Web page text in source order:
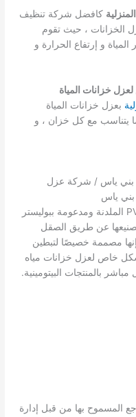
كافضل شركة تنظيف
الخزانات ، حيث تقوم
و إرتفاع الحرارة و
خزانات المياة
بعزل خزانات المياة
يتناسب مع كل خزان ، و
بني ياس / شركة عزل
ياس
استخدام أغشية مصنوعة من مادة PVC الملدنة ومدعومة ببوليستر
تصنيعها عن طريق الصقل
إنها مصممة خصيصًا لتبطين
خاص لعزل خزانات مياه
بالمنتجات البيتومينية.
المسموح بها من قبل إدارة